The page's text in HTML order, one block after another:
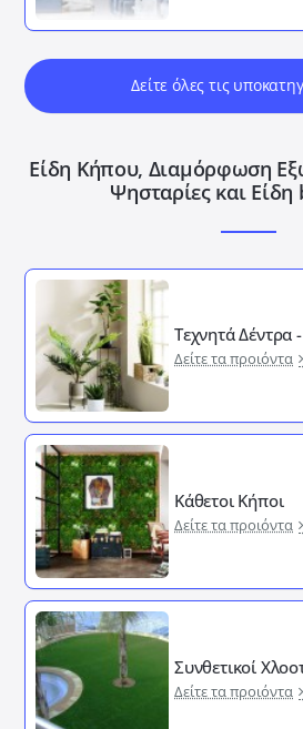
Δείτε όλες τις
Είδη Κήπου, Διαμόρφωση
Ψησταρίες και
Τεχνητά Δέντρα
Δείτε τα προιόντα
Κάθετοι Κήποι
Δείτε τα προιόντα
Συνθετικοί
Δείτε τα προιόντα